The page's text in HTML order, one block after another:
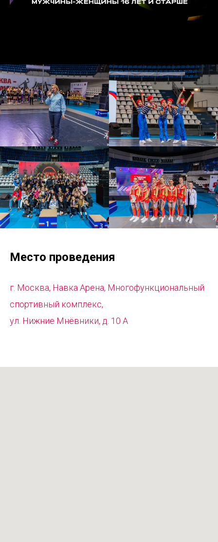
Место проведения
г. Москва, Навка Арена, Многофункциональный
спортивный комплекс,
ул. Нижние Мнёвники, д. 10 А